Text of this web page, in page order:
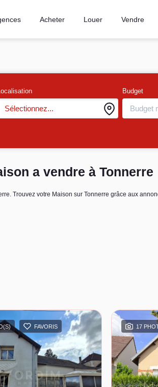
Acheter Louer Vendre
Sélectionnez...
Budget
a vendre à Tonnerre
Trouvez votre Maison sur Tonnerre grâce aux
FAVORIS 17